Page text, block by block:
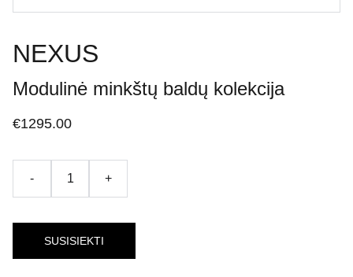
NEXUS
Modulinė minkštų baldų kolekcija
€1295.00
- +
SUSISIEKTI